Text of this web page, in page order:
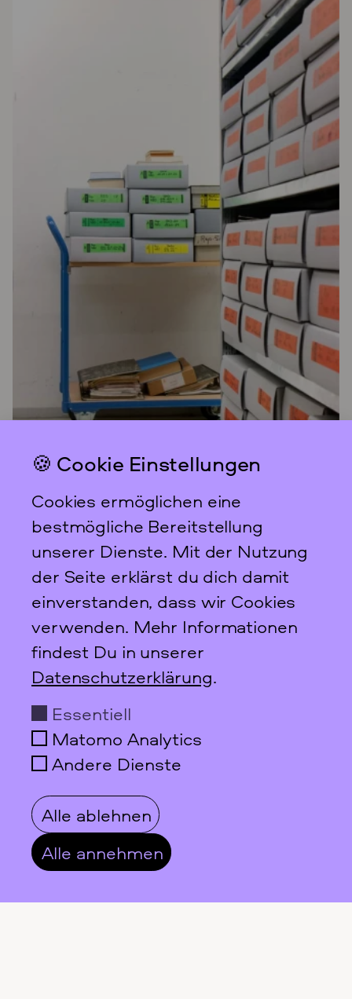
Hilde Radusch
Das feministische
🍪 Cookie Einstellungen
Cookies ermöglichen eine
bestmögliche Bereitstellung
unserer Dienste. Mit der Nutzung
der Seite erklärst du dich damit
einverstanden, dass wir Cookies
verwenden. Mehr Informationen
findest Du in unserer
Datenschutzerklärung.
Essentiell
Matomo Analytics
Andere Dienste
Alle ablehnen
Alle annehmen